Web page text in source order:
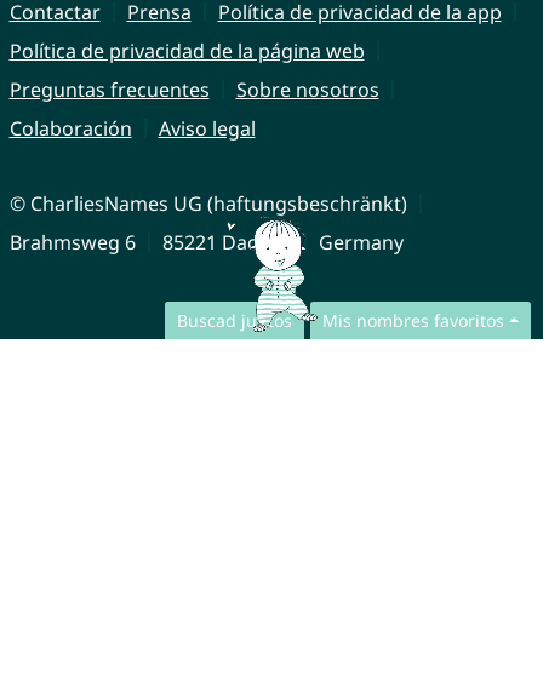
Buscad juntos Mis nombres favoritos
Contactar Prensa
Política de privacidad de la app
Política de privacidad de la página web
Preguntas frecuentes
Sobre nosotros
Colaboración
Aviso legal
© CharliesNames UG (haftungsbeschränkt)
Brahmsweg 6
85221 Dachau Germany